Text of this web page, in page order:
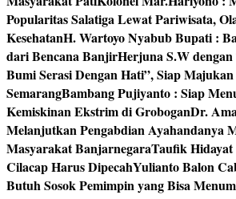
Popularitas Salatiga Lewat Pariwisata,
KesehatanH. Wartoyo Nyabub Bupati :
dari Bencana BanjirHerjuna S.W
Bumi Serasi Dengan Hati”, Siap
SemarangBambang Pujiyanto : Siap
Kemiskinan Ekstrim di GroboganDr.
Melanjutkan Pengabdian Ayahandanya
Masyarakat BanjarnegaraTaufik
Cilacap Harus DipecahYulianto Balon
Butuh Sosok Pemimpin yang Bisa